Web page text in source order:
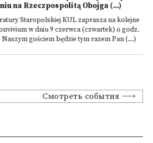
na Rzeczpospolitą Obojga (...)
Staropolskiej KUL zaprasza na kolejne
w dniu 9 czerwca (czwartek) o godz.
Naszym gościem będzie tym razem Pan (...)
Смотреть события